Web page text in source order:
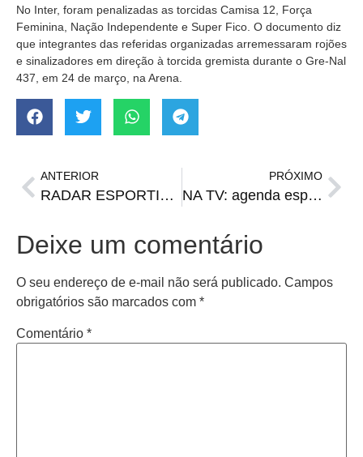
No Inter, foram penalizadas as torcidas Camisa 12, Força
Feminina, Nação Independente e Super Fico. O documento diz
que integrantes das referidas organizadas arremessaram rojões
e sinalizadores em direção à torcida gremista durante o Gre-Nal
437, em 24 de março, na Arena.
ANTERIOR
RADAR ESPORTIVO: Real Madrid cada vez mais perto da taça na Espanha, disputa entre rivais na Itália e mais
PRÓXIMO
NA TV: agenda esportiva de terça-feira
Deixe um comentário
O seu endereço de e-mail não será publicado. Campos
obrigatórios são marcados com *
Comentário *